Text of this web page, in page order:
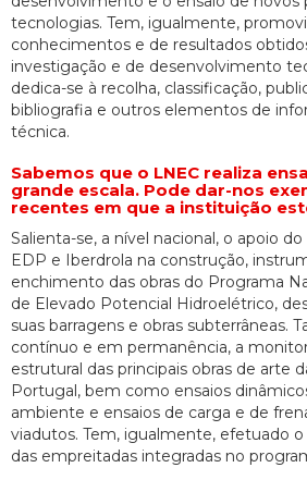
tecnologias. Tem, igualmente,
conhecimentos e de resultados
investigação e de desenvolvimento
dedica-se à recolha, classificação,
bibliografia e outros elementos de
técnica.
Sabemos que o LNEC realiza
grande escala. Pode dar-nos
recentes em que a instituição
Salienta-se, a nível nacional, o apoio
EDP e Iberdrola na construção,
enchimento das obras do Programa
de Elevado Potencial Hidroelétrico,
suas barragens e obras subterrâneas.
contínuo e em permanência, a
estrutural das principais obras de arte
Portugal, bem como ensaios
ambiente e ensaios de carga e de
viadutos. Tem, igualmente, efetuado
das empreitadas integradas no